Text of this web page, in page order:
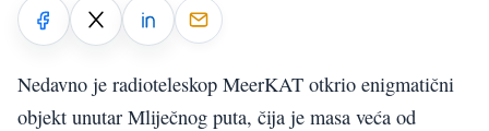
Nedavno je radioteleskop MeerKAT otkrio enigmatični
objekt unutar Mliječnog puta, čija je masa veća od